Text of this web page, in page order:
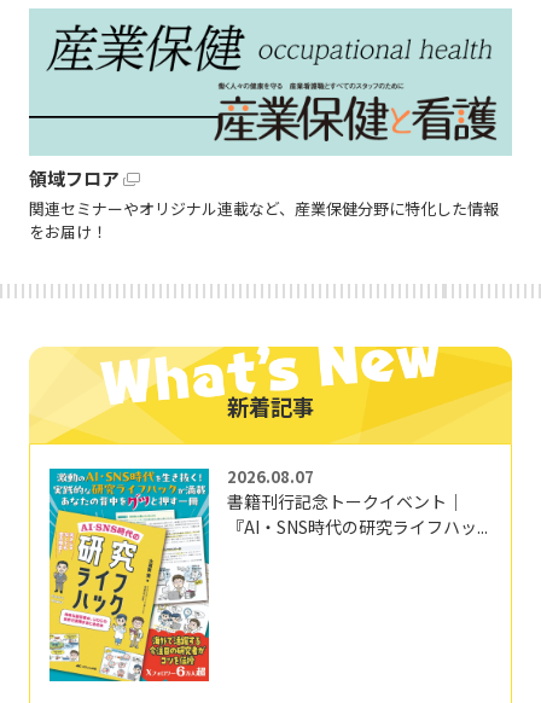
領域フロア
関連セミナーやオリジナル連載など、産業保健分野に特化した情報
をお届け！
新着記事
2026.08.07
書籍刊行記念トークイベント｜
『AI・SNS時代の研究ライフハッ...